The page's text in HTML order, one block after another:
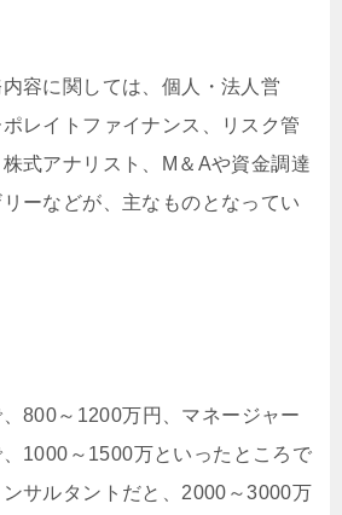
容に関しては、個人・法人営
レイトファイナンス、リスク管
式アナリスト、M＆Aや資金調達
ーなどが、主なものとなってい
800～1200万円、マネージャー
1000～1500万といったところで
サルタントだと、2000～3000万